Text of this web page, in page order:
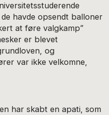
havde opsendt balloner
at føre valgkamp”
er blevet
og
var ikke velkomne,
har skabt en apati, som